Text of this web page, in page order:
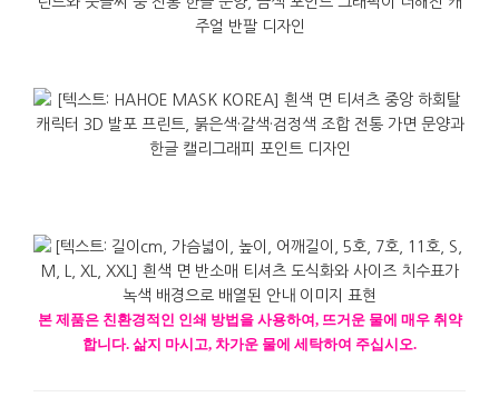
본 제품은 친환경적인 인쇄 방법을 사용하여 , 뜨거운 물에 매우 취약
합니다. 삶지 마시고, 차가운 물에 세탁하여 주십시오.